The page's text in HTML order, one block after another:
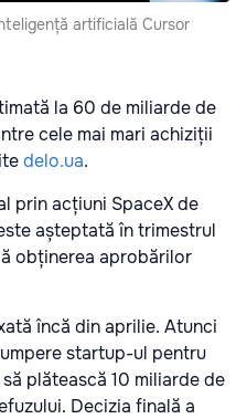
artificială Cursor
la 60 de miliarde de
cele mai mari achiziții
delo.ua.
prin acțiuni SpaceX de
așteptată în trimestrul
obținerea aprobărilor
încă din aprilie. Atunci
startup-ul pentru
plătească 10 miliarde de
Decizia finală a